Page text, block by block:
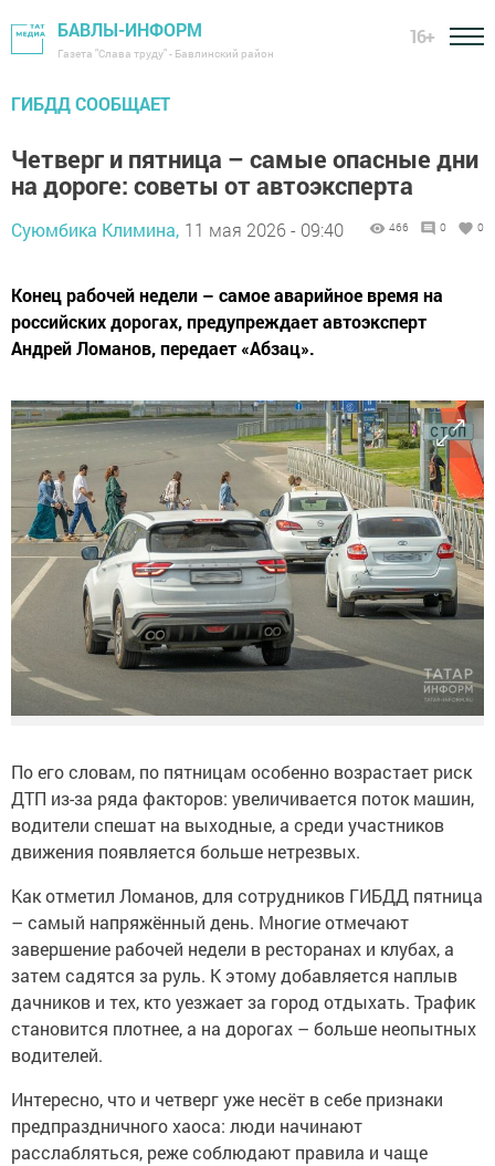
БАВЛЫ-ИНФОРМ
Газета "Слава труду" - Бавлинский район
16+
ГИБДД СООБЩАЕТ
Четверг и пятница – самые опасные дни
на дороге: советы от автоэксперта
Суюмбика Климина, 11 мая 2026 - 09:40 466 0 0
Конец рабочей недели – самое аварийное время на
российских дорогах, предупреждает автоэксперт
Андрей Ломанов, передает «Абзац».
По его словам, по пятницам особенно возрастает риск
ДТП из-за ряда факторов: увеличивается поток машин,
водители спешат на выходные, а среди участников
движения появляется больше нетрезвых.
Как отметил Ломанов, для сотрудников ГИБДД пятница
– самый напряжённый день. Многие отмечают
завершение рабочей недели в ресторанах и клубах, а
затем садятся за руль. К этому добавляется наплыв
дачников и тех, кто уезжает за город отдыхать. Трафик
становится плотнее, а на дорогах – больше неопытных
водителей.
Интересно, что и четверг уже несёт в себе признаки
предпраздничного хаоса: люди начинают
расслабляться, реже соблюдают правила и чаще